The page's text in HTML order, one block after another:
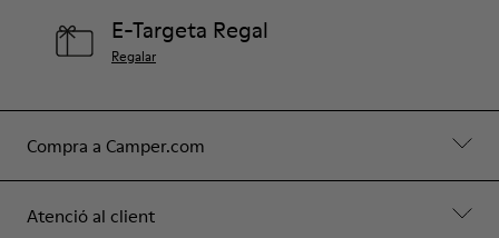
Compra a Camper.com
Atenció al client
E-Targeta Regal
Regalar